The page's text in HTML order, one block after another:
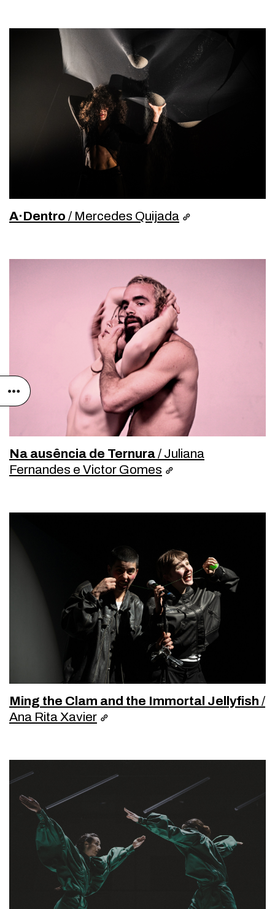
A·Dentro / Mercedes Quijada
Na ausência de Ternura/ Juliana
Fernandes e Victor Gomes
Ming the Clam and the Immortal Jellyfish /
Ana Rita Xavier